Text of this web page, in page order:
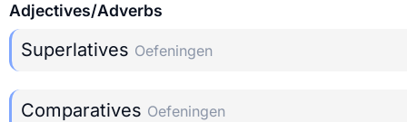
Adjectives/Adverbs
Superlatives Oefeningen
Comparatives Oefeningen